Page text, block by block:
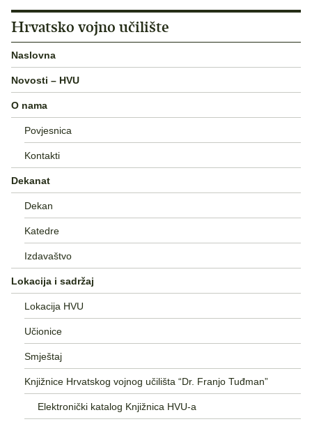
Hrvatsko vojno učilište
Naslovna
Novosti – HVU
O nama
Povjesnica
Kontakti
Dekanat
Dekan
Katedre
Izdavaštvo
Lokacija i sadržaj
Lokacija HVU
Učionice
Smještaj
Knjižnice Hrvatskog vojnog učilišta “Dr. Franjo Tuđman”
Elektronički katalog Knjižnica HVU-a